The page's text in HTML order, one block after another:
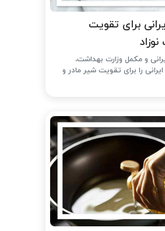
برای تقویت
و مکمل وزارت بهداشت،
را برای تقویت شیر مادر و